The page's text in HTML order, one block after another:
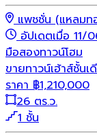
แพชชั่น (แหลมท
อัปเดตเมื่อ 11/
มือสองทาวน์โฮม
ขายทาวน์เฮ้าส์ชั้น
ราคา ฿1,210,000
26 ตร.ว.
1 ชั้น